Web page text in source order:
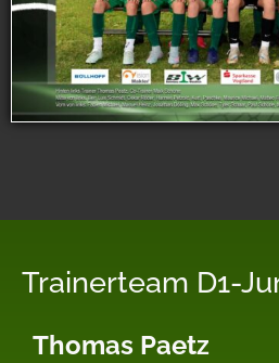
Trainerteam D1-
Thomas Paetz